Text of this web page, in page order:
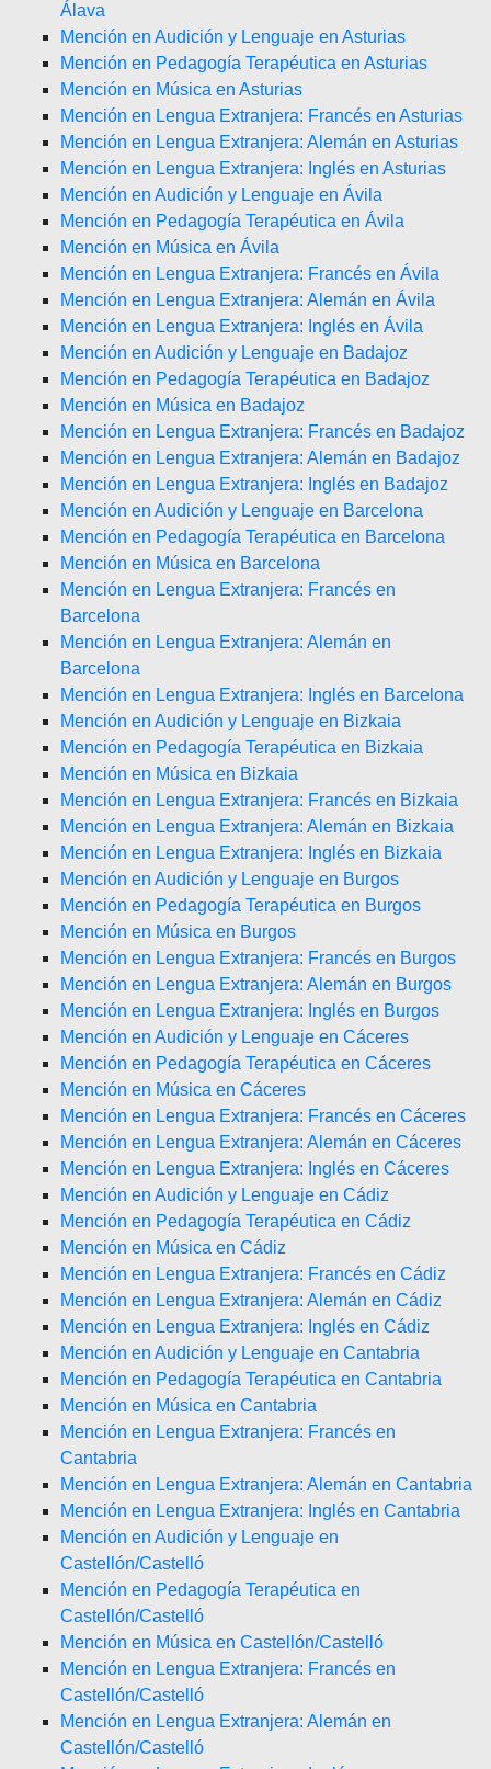
Álava
Mención en Audición y Lenguaje en Asturias
Mención en Pedagogía Terapéutica en Asturias
Mención en Música en Asturias
Mención en Lengua Extranjera: Francés en Asturias
Mención en Lengua Extranjera: Alemán en Asturias
Mención en Lengua Extranjera: Inglés en Asturias
Mención en Audición y Lenguaje en Ávila
Mención en Pedagogía Terapéutica en Ávila
Mención en Música en Ávila
Mención en Lengua Extranjera: Francés en Ávila
Mención en Lengua Extranjera: Alemán en Ávila
Mención en Lengua Extranjera: Inglés en Ávila
Mención en Audición y Lenguaje en Badajoz
Mención en Pedagogía Terapéutica en Badajoz
Mención en Música en Badajoz
Mención en Lengua Extranjera: Francés en Badajoz
Mención en Lengua Extranjera: Alemán en Badajoz
Mención en Lengua Extranjera: Inglés en Badajoz
Mención en Audición y Lenguaje en Barcelona
Mención en Pedagogía Terapéutica en Barcelona
Mención en Música en Barcelona
Mención en Lengua Extranjera: Francés en
Barcelona
Mención en Lengua Extranjera: Alemán en
Barcelona
Mención en Lengua Extranjera: Inglés en Barcelona
Mención en Audición y Lenguaje en Bizkaia
Mención en Pedagogía Terapéutica en Bizkaia
Mención en Música en Bizkaia
Mención en Lengua Extranjera: Francés en Bizkaia
Mención en Lengua Extranjera: Alemán en Bizkaia
Mención en Lengua Extranjera: Inglés en Bizkaia
Mención en Audición y Lenguaje en Burgos
Mención en Pedagogía Terapéutica en Burgos
Mención en Música en Burgos
Mención en Lengua Extranjera: Francés en Burgos
Mención en Lengua Extranjera: Alemán en Burgos
Mención en Lengua Extranjera: Inglés en Burgos
Mención en Audición y Lenguaje en Cáceres
Mención en Pedagogía Terapéutica en Cáceres
Mención en Música en Cáceres
Mención en Lengua Extranjera: Francés en Cáceres
Mención en Lengua Extranjera: Alemán en Cáceres
Mención en Lengua Extranjera: Inglés en Cáceres
Mención en Audición y Lenguaje en Cádiz
Mención en Pedagogía Terapéutica en Cádiz
Mención en Música en Cádiz
Mención en Lengua Extranjera: Francés en Cádiz
Mención en Lengua Extranjera: Alemán en Cádiz
Mención en Lengua Extranjera: Inglés en Cádiz
Mención en Audición y Lenguaje en Cantabria
Mención en Pedagogía Terapéutica en Cantabria
Mención en Música en Cantabria
Mención en Lengua Extranjera: Francés en
Cantabria
Mención en Lengua Extranjera: Alemán en Cantabria
Mención en Lengua Extranjera: Inglés en Cantabria
Mención en Audición y Lenguaje en
Castellón/Castelló
Mención en Pedagogía Terapéutica en
Castellón/Castelló
Mención en Música en Castellón/Castelló
Mención en Lengua Extranjera: Francés en
Castellón/Castelló
Mención en Lengua Extranjera: Alemán en
Castellón/Castelló